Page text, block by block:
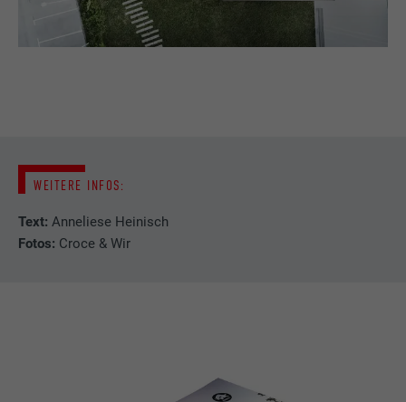
WEITERE INFOS:
Text: Anneliese Heinisch
Fotos: Croce & Wir